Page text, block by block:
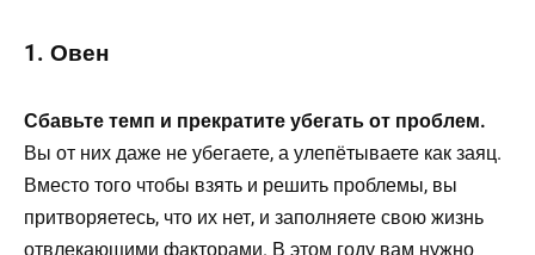
1. Овен
Сбавьте темп и прекратите убегать от проблем.
Вы от них даже не убегаете, а улепётываете как заяц.
Вместо того чтобы взять и решить проблемы, вы
притворяетесь, что их нет, и заполняете свою жизнь
отвлекающими факторами. В этом году вам нужно